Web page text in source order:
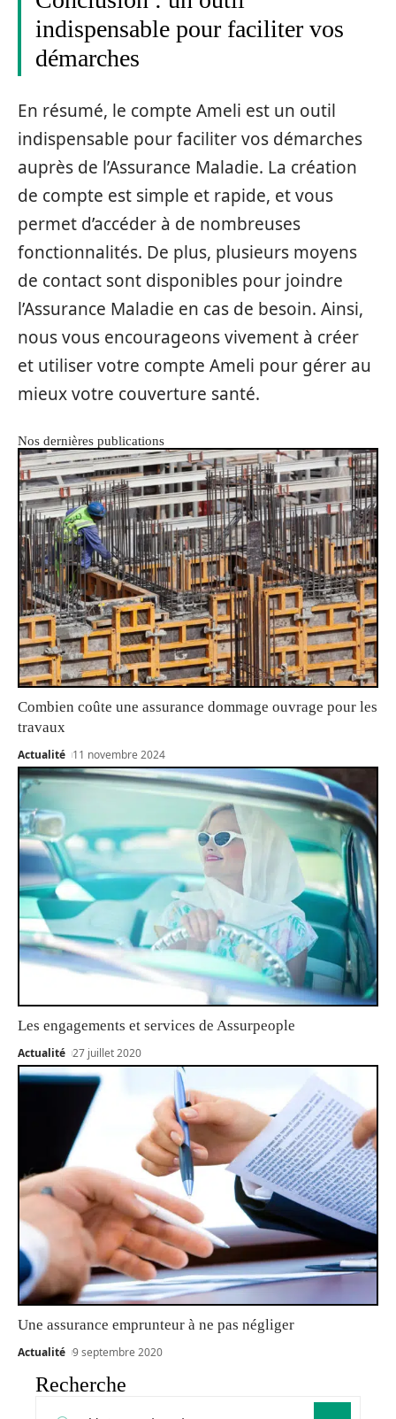
indispensable pour faciliter vos
démarches
En résumé, le compte Ameli est un outil
indispensable pour faciliter vos démarches
auprès de l’Assurance Maladie. La création
de compte est simple et rapide, et vous
permet d’accéder à de nombreuses
fonctionnalités. De plus, plusieurs moyens
de contact sont disponibles pour joindre
l’Assurance Maladie en cas de besoin. Ainsi,
nous vous encourageons vivement à créer
et utiliser votre compte Ameli pour gérer au
mieux votre couverture santé.
Nos dernières publications
Combien coûte une assurance dommage ouvrage pour les
travaux
Actualité 11 novembre 2024
Les engagements et services de Assurpeople
Actualité 27 juillet 2020
Une assurance emprunteur à ne pas négliger
Actualité 9 septembre 2020
Recherche